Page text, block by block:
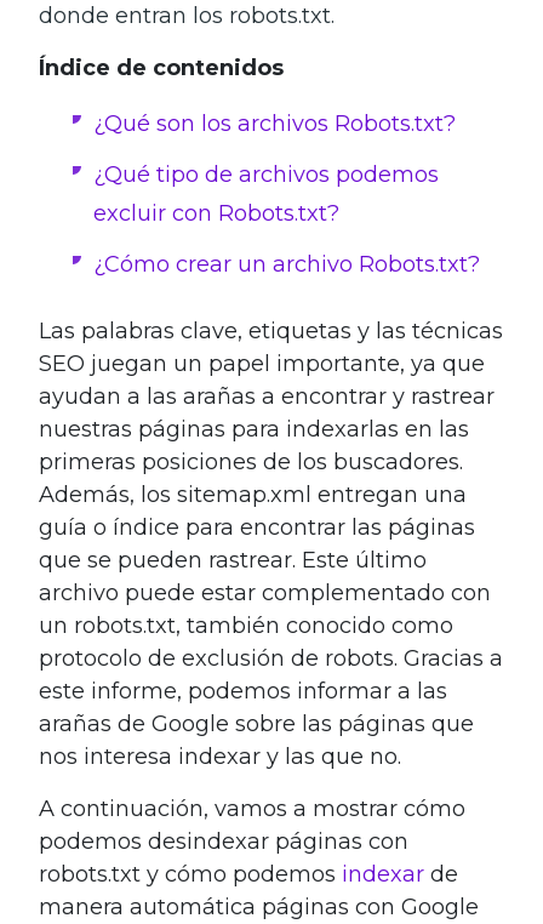
donde entran los robots.txt.
Índice de contenidos
¿Qué son los archivos Robots.txt?
¿Qué tipo de archivos podemos
excluir con Robots.txt?
¿Cómo crear un archivo Robots.txt?
Las palabras clave, etiquetas y las técnicas
SEO juegan un papel importante, ya que
ayudan a las arañas a encontrar y rastrear
nuestras páginas para indexarlas en las
primeras posiciones de los buscadores.
Además, los sitemap.xml entregan una
guía o índice para encontrar las páginas
que se pueden rastrear. Este último
archivo puede estar complementado con
un robots.txt, también conocido como
protocolo de exclusión de robots. Gracias a
este informe, podemos informar a las
arañas de Google sobre las páginas que
nos interesa indexar y las que no.
A continuación, vamos a mostrar cómo
podemos desindexar páginas con
robots.txt y cómo podemos indexar de
manera automática páginas con Google